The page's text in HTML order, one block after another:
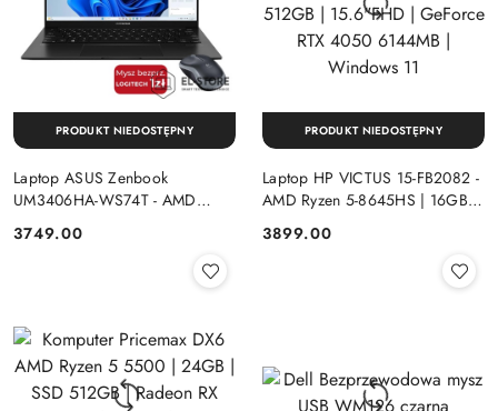
Laptop ASUS Zenbook
UM3406HA-WS74T - AMD
512GB | 14" OLED (1920x1200)
Cena:
3749.00
PRODUKT NIEDOSTĘPNY
Laptop HP VICTUS 15-FB2082 -
AMD Ryzen 5-8645HS | 16GB |
GeForce RTX 4050 6144MB |
Cena:
3899.00
PRODUKT NIEDOSTĘPNY